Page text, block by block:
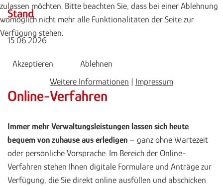
Stand
15.06.2026
Online-Verfahren
Immer mehr Verwaltungsleistungen lassen sich heute
bequem von zuhause aus erledigen – ganz ohne Wartezeit
oder persönliche Vorsprache. Im Bereich der Online-
Verfahren stehen Ihnen digitale Formulare und Anträge zur
Verfügung, die Sie direkt online ausfüllen und abschicken
zulassen möchten. Bitte beachten Sie, dass bei einer Ablehnung
womöglich nicht mehr alle Funktionalitäten der Seite zur
Verfügung stehen.
Akzeptieren
Ablehnen
Weitere Informationen | Impressum